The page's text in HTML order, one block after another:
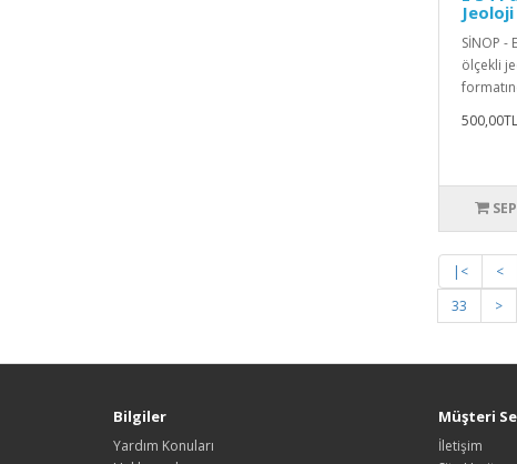
SİNOP -
ölçekli
500,00TL
|< <
33
>
Bilgiler
Yardım Konuları
Müşteri
İletişim